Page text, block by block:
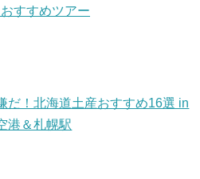
すすめツアー
だ！北海道土産おすすめ16選 in
港＆札幌駅